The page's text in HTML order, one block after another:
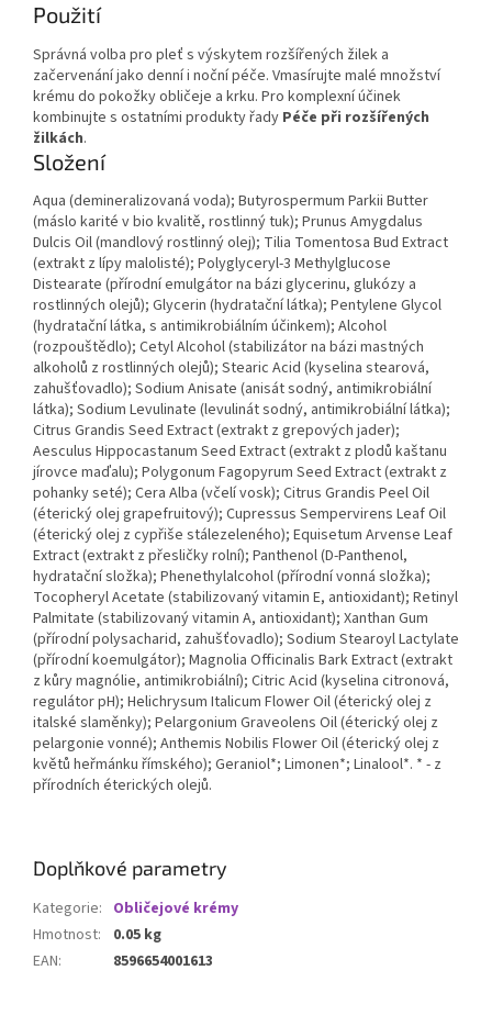
Použití
Správná volba pro pleť s výskytem rozšířených žilek a
začervenání jako denní i noční péče. Vmasírujte malé množství
krému do pokožky obličeje a krku. Pro komplexní účinek
kombinujte s ostatními produkty řady Péče při rozšířených
žilkách.
Složení
Aqua (demineralizovaná voda); Butyrospermum Parkii Butter
(máslo karité v bio kvalitě, rostlinný tuk); Prunus Amygdalus
Dulcis Oil (mandlový rostlinný olej); Tilia Tomentosa Bud Extract
(extrakt z lípy malolisté); Polyglyceryl-3 Methylglucose
Distearate (přírodní emulgátor na bázi glycerinu, glukózy a
rostlinných olejů); Glycerin (hydratační látka); Pentylene Glycol
(hydratační látka, s antimikrobiálním účinkem); Alcohol
(rozpouštědlo); Cetyl Alcohol (stabilizátor na bázi mastných
alkoholů z rostlinných olejů); Stearic Acid (kyselina stearová,
zahušťovadlo); Sodium Anisate (anisát sodný, antimikrobiální
látka); Sodium Levulinate (levulinát sodný, antimikrobiální látka);
Citrus Grandis Seed Extract (extrakt z grepových jader);
Aesculus Hippocastanum Seed Extract (extrakt z plodů kaštanu
jírovce maďalu); Polygonum Fagopyrum Seed Extract (extrakt z
pohanky seté); Cera Alba (včelí vosk); Citrus Grandis Peel Oil
(éterický olej grapefruitový); Cupressus Sempervirens Leaf Oil
(éterický olej z cypřiše stálezeleného); Equisetum Arvense Leaf
Extract (extrakt z přesličky rolní); Panthenol (D-Panthenol,
hydratační složka); Phenethylalcohol (přírodní vonná složka);
Tocopheryl Acetate (stabilizovaný vitamin E, antioxidant); Retinyl
Palmitate (stabilizovaný vitamin A, antioxidant); Xanthan Gum
(přírodní polysacharid, zahušťovadlo); Sodium Stearoyl Lactylate
(přírodní koemulgátor); Magnolia Officinalis Bark Extract (extrakt
z kůry magnólie, antimikrobiální); Citric Acid (kyselina citronová,
regulátor pH); Helichrysum Italicum Flower Oil (éterický olej z
italské slaměnky); Pelargonium Graveolens Oil (éterický olej z
pelargonie vonné); Anthemis Nobilis Flower Oil (éterický olej z
květů heřmánku římského); Geraniol*; Limonen*; Linalool*. * - z
přírodních éterických olejů.
Doplňkové parametry
Kategorie: Obličejové krémy
Hmotnost:
0.05 kg
EAN: 8596654001613